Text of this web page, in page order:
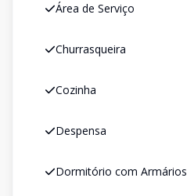
Área de Serviço
Churrasqueira
Cozinha
Despensa
Dormitório com Armários